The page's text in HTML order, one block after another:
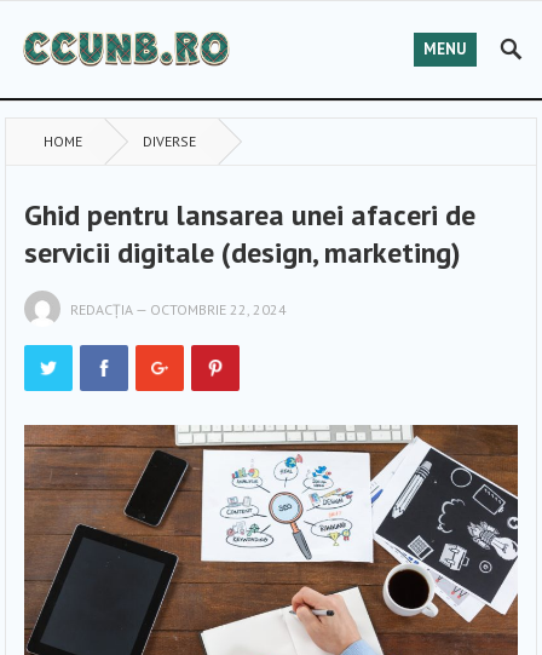
MENU
HOME DIVERSE
Ghid pentru lansarea unei afaceri de
servicii digitale (design, marketing)
REDACȚIA — OCTOMBRIE 22, 2024